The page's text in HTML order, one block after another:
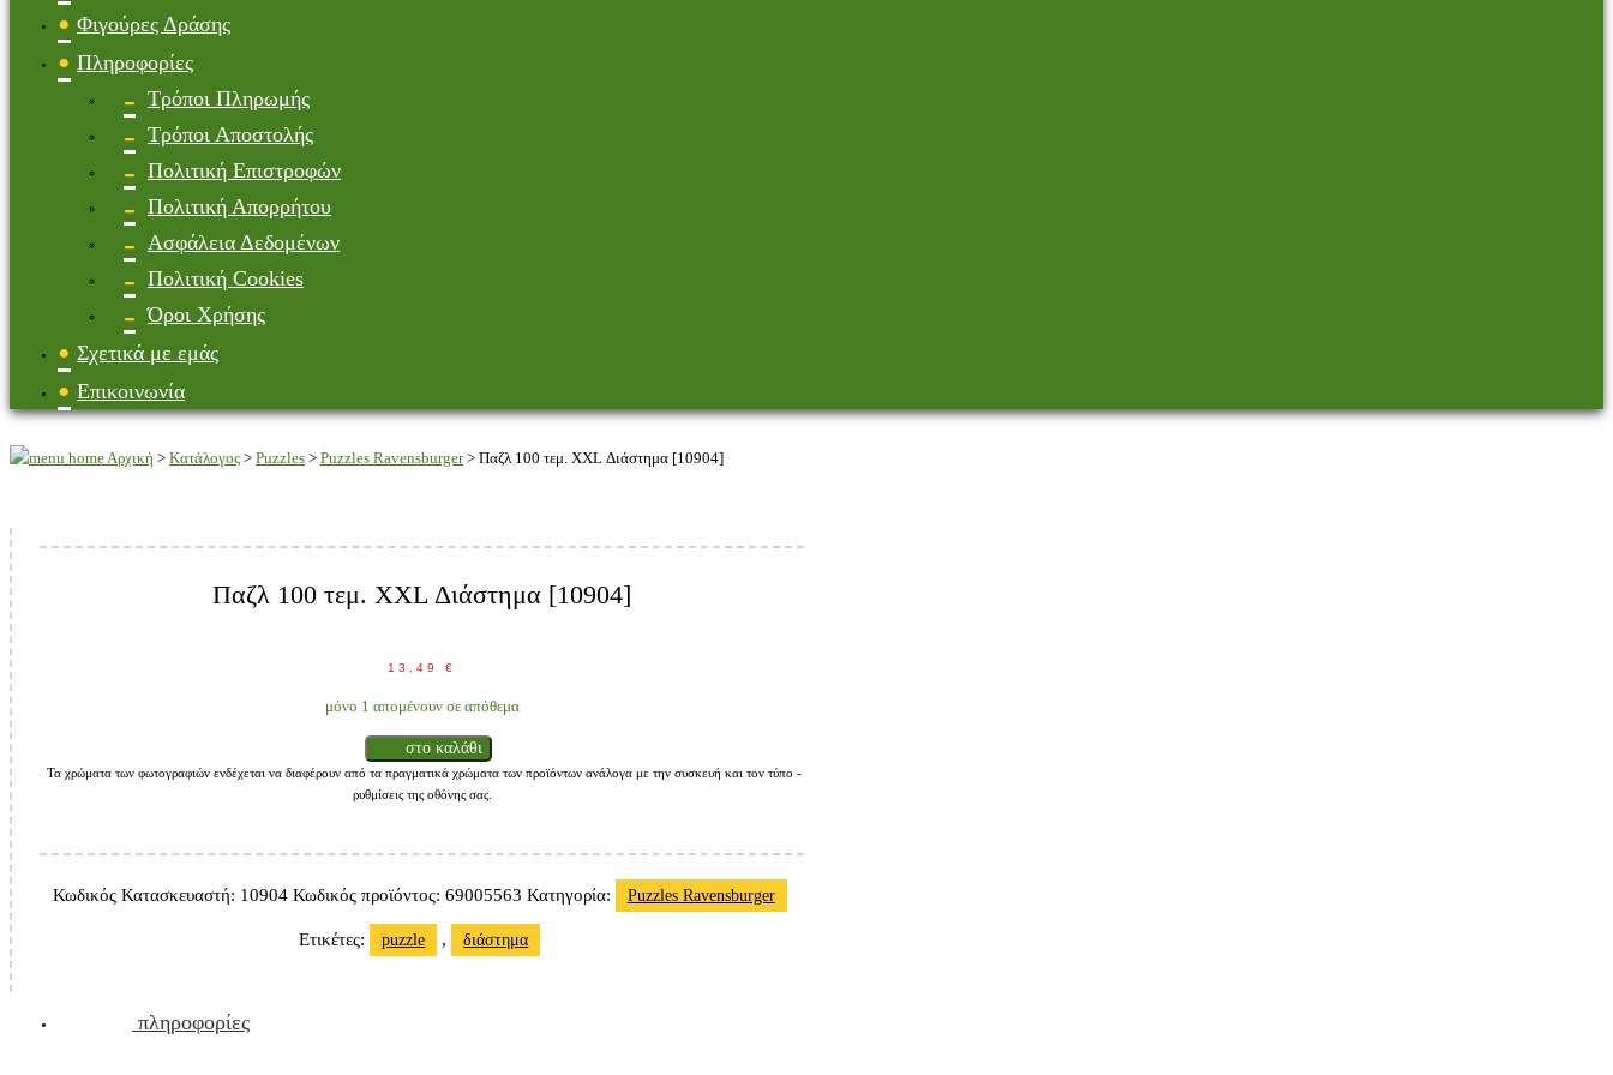
Φιγούρες Δράσης
Πληροφορίες
Τρόποι Πληρωμής
Τρόποι Αποστολής
Πολιτική Επιστροφών
Πολιτική Απορρήτου
Ασφάλεια Δεδομένων
Πολιτική Cookies
Όροι Χρήσης
Σχετικά με εμάς
Επικοινωνία
Αρχική > Κατάλογος > Puzzles > Puzzles Ravensburger> Παζλ 100 τεμ. XXL Διάστημα [10904]
Παζλ 100 τεμ. XXL Διάστημα [10904]
13,49€
μόνο 1 απομένουν σε απόθεμα
στο καλάθι
Τα χρώματα των φωτογραφιών ενδέχεται να διαφέρουν από τα πραγματικά χρώματα των προϊόντων ανάλογα με την συσκευή και τον τύπο -
ρυθμίσεις της οθόνης σας.
Κωδικός Κατασκευαστή: 10904 Κωδικός προϊόντος: 69005563 Κατηγορία: Puzzles Ravensburger
Ετικέτες: puzzle , διάστημα
πληροφορίες